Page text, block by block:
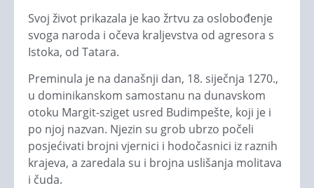
Svoj život prikazala je kao žrtvu za oslobođenje
svoga naroda i očeva kraljevstva od agresora s
Istoka, od Tatara.
Preminula je na današnji dan, 18. siječnja 1270.,
u dominikanskom samostanu na dunavskom
otoku Margit-sziget usred Budimpešte, koji je i
po njoj nazvan. Njezin su grob ubrzo počeli
posjećivati brojni vjernici i hodočasnici iz raznih
krajeva, a zaredala su i brojna uslišanja molitava
i čuda.